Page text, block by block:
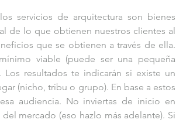
servicios de arquitectura son bienes
de lo que obtienen nuestros clientes al
que se obtienen a través de ella.
viable (puede ser una pequeña
resultados te indicarán si existe un
(nicho, tribu o grupo). En base a estos
audiencia. No inviertas de inicio en
mercado (eso hazlo más adelante). Si